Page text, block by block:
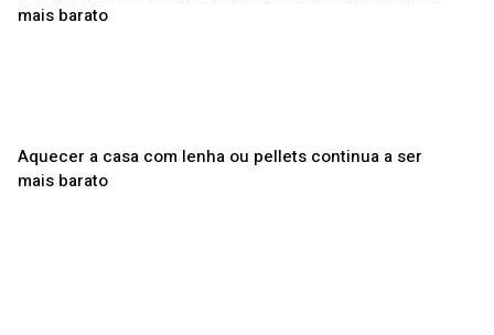
Aquecer a casa com lenha ou pellets continua a ser
mais barato